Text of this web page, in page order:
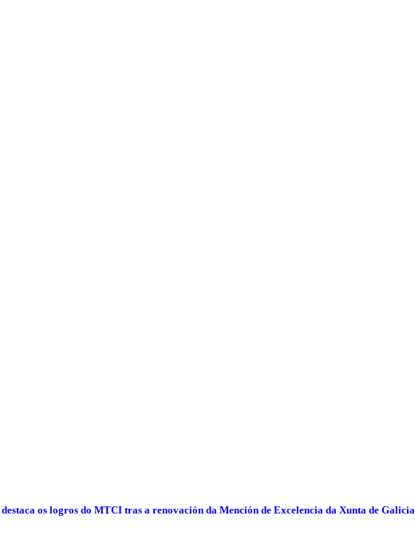
os logros do MTCI tras a renovación da Mención de Excelencia da Xunta de Galicia